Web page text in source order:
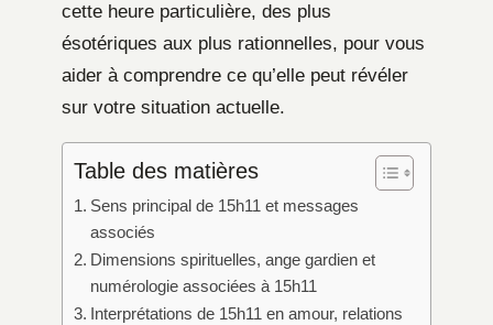
cette heure particulière, des plus
ésotériques aux plus rationnelles, pour vous
aider à comprendre ce qu’elle peut révéler
sur votre situation actuelle.
Table des matières
Sens principal de 15h11 et messages
associés
Dimensions spirituelles, ange gardien et
numérologie associées à 15h11
Interprétations de 15h11 en amour, relations